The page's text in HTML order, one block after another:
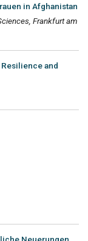
in Afghanistan
Frankfurt am
and
Neuerungen